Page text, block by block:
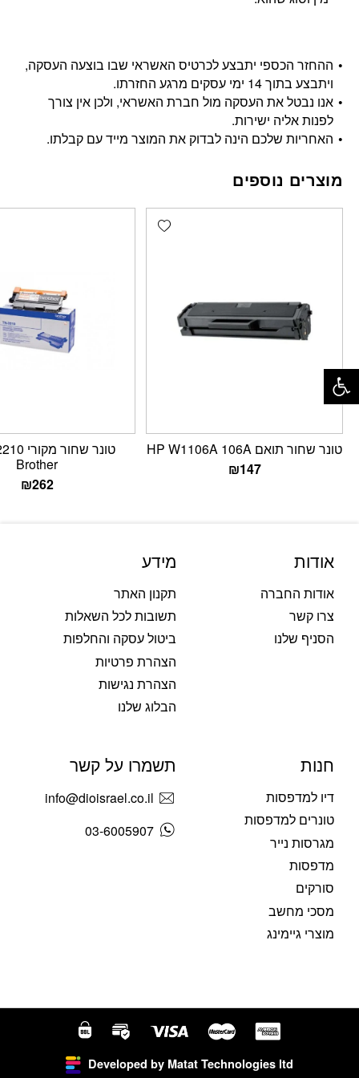
ההחזר הכספי יתבצע לכרטיס האשראי שבו בוצעה העסקה,
ויתבצע בתוך 14 ימי עסקים מרגע החזרתו.
אנו נבטל את העסקה מול חברת האשראי, ולכן אין צורך
לפנות אליה ישירות.
האחריות שלכם הינה לבדוק את המוצר מייד עם קבלתו.
מוצרים נוספים
Add wishlist
טונר שחור תואם HP W1106A 106A
₪147
Brother
₪262
אודות
אודות החברה
צרו קשר
הסניף שלנו
מידע
תקנון האתר
תשובות לכל השאלות
ביטול עסקה והחלפות
הצהרת פרטיות
הצהרת נגישות
הבלוג שלנו
חנות
דיו למדפסות
טונרים למדפסות
מגרסות נייר
מדפסות
סורקים
מסכי מחשב
מוצרי גיימינג
תשמרו על קשר
info@dioisrael.co.il
03-6005907
Developed by Matat Technologies ltd
פתח סרגל נגישות